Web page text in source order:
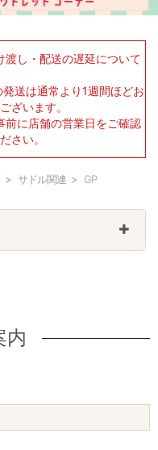
渡し・配送の遅延について
送は通常より1週間ほどお
ざいます。
前に店舗の営業日をご確認
さい。
サドル関連 GP
内